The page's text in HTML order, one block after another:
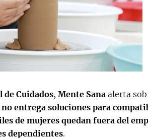
de Cuidados, Mente Sana alerta
entrega soluciones para
de mujeres quedan fuera del
dependientes.